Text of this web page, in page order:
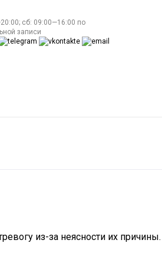
сб: 09:00—16:00 по
записи
из-за неясности их причины.